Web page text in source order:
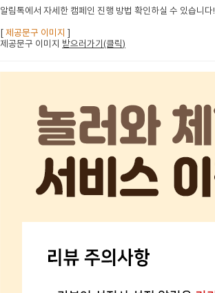
알림톡에서 자세한 캠페인 진행 방법 확인하실 수 있습니다!
[제공문구 이미지
제공문구 이미지 받으러가기(클릭 )